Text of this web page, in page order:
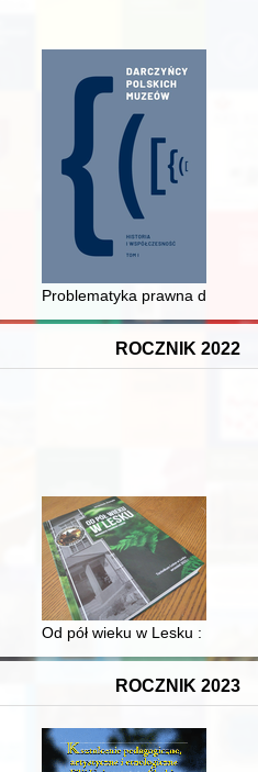
"Trybunie
Problematyka prawna darów
ROCZNIK 2022
Od pół wieku w Lesku :
ROCZNIK 2023